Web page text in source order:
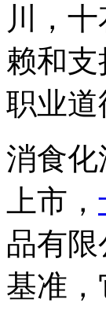
川，
赖和
职业
消食
上市，
品有
基准